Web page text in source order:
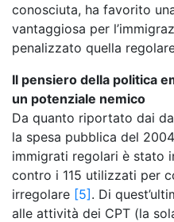
conosciuta, ha favorito
vantaggiosa per
penalizzato quella
Il pensiero della politica
un potenziale nemico
Da quanto riportato dai
la spesa pubblica del
immigrati regolari è stato
contro i 115 utilizzati per
irregolare [5]. Di
alle attività dei CPT (la